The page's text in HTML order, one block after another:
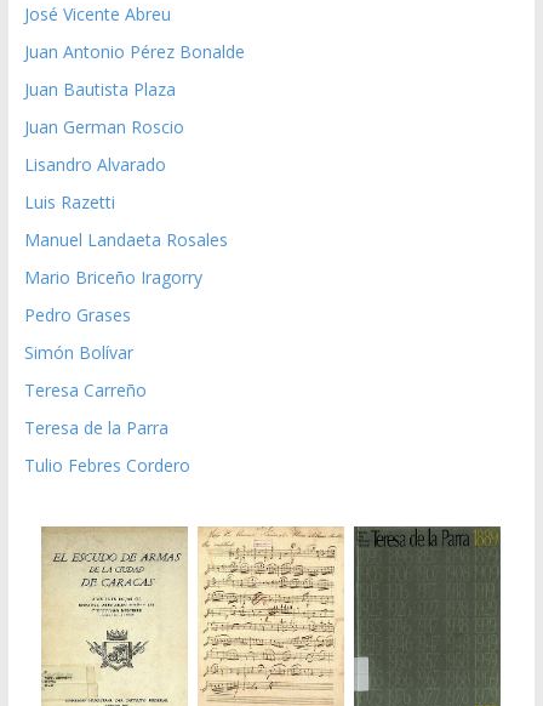
José Vicente Abreu
Juan Antonio Pérez Bonalde
Juan Bautista Plaza
Juan German Roscio
Lisandro Alvarado
Luis Razetti
Manuel Landaeta Rosales
Mario Briceño Iragorry
Pedro Grases
Simón Bolívar
Teresa Carreño
Teresa de la Parra
Tulio Febres Cordero